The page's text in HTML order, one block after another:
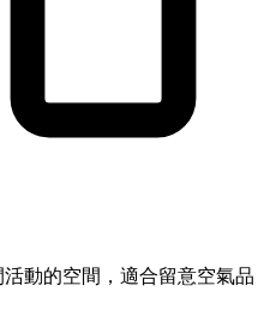
動的空間，適合留意空氣品